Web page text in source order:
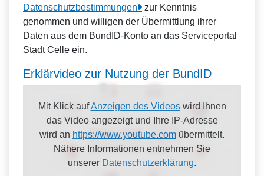
Datenschutzbestimmungen
zur Kenntnis
genommen und willigen der Übermittlung ihrer
Daten aus dem BundID-Konto an das Serviceportal
Stadt Celle ein.
Erklärvideo zur Nutzung der BundID
Mit Klick aufAnzeigen des Videoswird Ihnen
das Video angezeigt und Ihre IP-Adresse
wird an https://www.youtube.com übermittelt.
Nähere Informationen entnehmen Sie
unserer Datenschutzerklärung.